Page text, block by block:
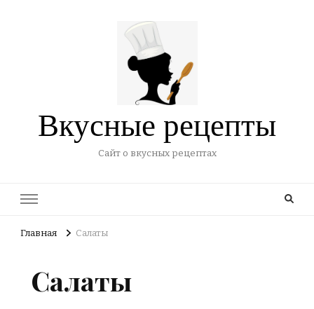
Вкусные рецепты
Сайт о вкусных рецептах
Главная Салаты
Салаты